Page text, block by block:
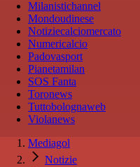
Milanistichannel
Mondoudinese
Notiziecalciomercato
Numericalcio
Padovasport
Pianetamilan
SOS Fanta
Toronews
Tuttobolognaweb
Violanews
Mediagol
Notizie